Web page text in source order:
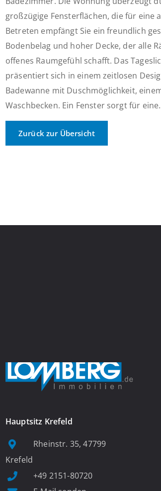
großzügige Fensterflächen, die für eine
Betreten empfängt Sie ein freundlich
Bodenbelag und hoher Decke, der alle
offenes Raumgefühl schafft. Das
präsentiert sich in einem zeitlosen
Badewanne mit Duschmöglichkeit,
Waschbecken. Ein Fenster sorgt für
Zurück zur Übersicht
Hauptsitz Krefeld
Rheinstr. 35, 47799
Krefeld
+49 2151-80720